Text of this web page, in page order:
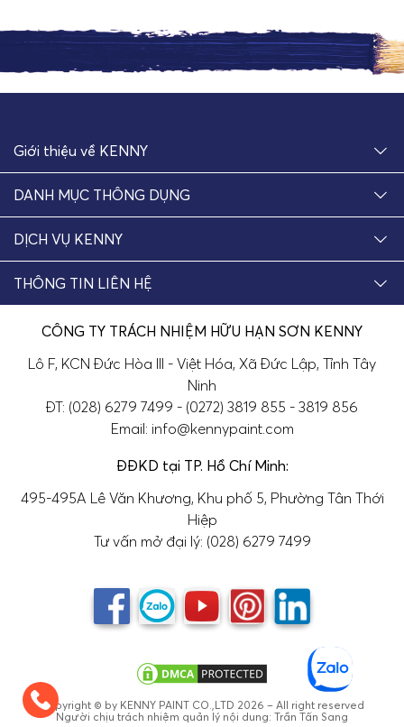
Giới thiệu về KENNY
DANH MỤC THÔNG DỤNG
DỊCH VỤ KENNY
THÔNG TIN LIÊN HỆ
CÔNG TY TRÁCH NHIỆM HỮU HẠN SƠN KENNY
Lô F, KCN Đức Hòa III - Việt Hóa, Xã Đức Lập, Tỉnh Tây
Ninh
ĐT: (028) 6279 7499 - (0272) 3819 855 - 3819 856
Email: info@kennypaint.com
ĐĐKD tại TP. Hồ Chí Minh:
495-495A Lê Văn Khương, Khu phố 5, Phường Tân Thới
Hiệp
Tư vấn mở đại lý: (028) 6279 7499
Copyright © by KENNY PAINT CO.,LTD 2026 – All right reserved
Người chịu trách nhiệm quản lý nội dung: Trần Tấn Sang